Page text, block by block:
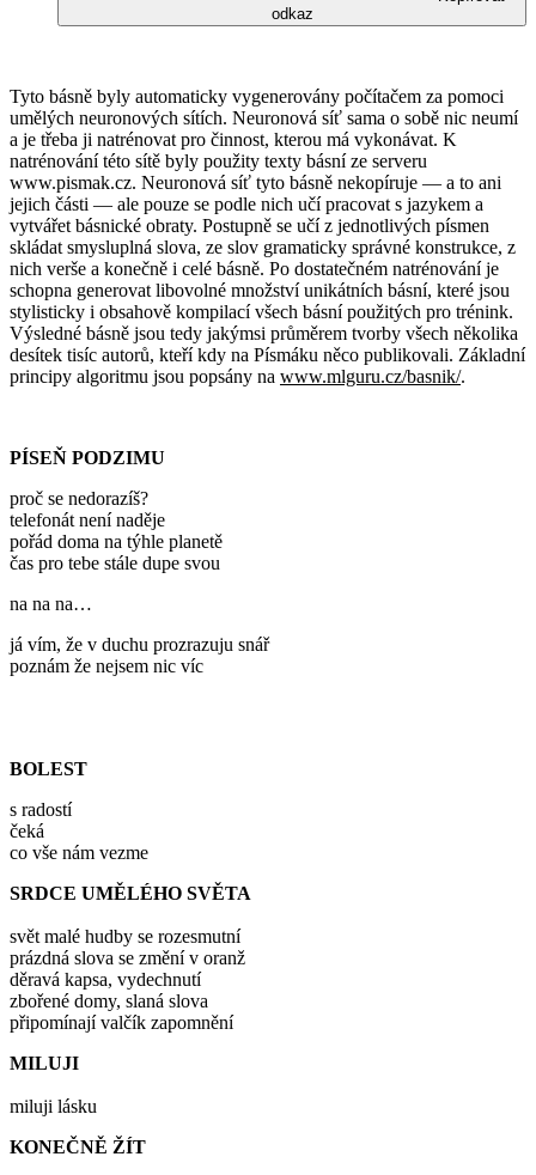
odkaz
Tyto básně byly automaticky vygenerovány počítačem za pomoci
umělých neuronových sítích. Neuronová síť sama o sobě nic neumí
a je třeba ji natrénovat pro činnost, kterou má vykonávat. K
natrénování této sítě byly použity texty básní ze serveru
www.pismak.cz. Neuronová síť tyto básně nekopíruje — a to ani
jejich části — ale pouze se podle nich učí pracovat s jazykem a
vytvářet básnické obraty. Postupně se učí z jednotlivých písmen
skládat smysluplná slova, ze slov gramaticky správné konstrukce, z
nich verše a konečně i celé básně. Po dostatečném natrénování je
schopna generovat libovolné množství unikátních básní, které jsou
stylisticky i obsahově kompilací všech básní použitých pro trénink.
Výsledné básně jsou tedy jakýmsi průměrem tvorby všech několika
desítek tisíc autorů, kteří kdy na Písmáku něco publikovali. Základní
principy algoritmu jsou popsány na www.mlguru.cz/basnik/.
PÍSEŇ PODZIMU
proč se nedorazíš?
telefonát není naděje
pořád doma na týhle planetě
čas pro tebe stále dupe svou
na na na…
já vím, že v duchu prozrazuju snář
poznám že nejsem nic víc
BOLEST
s radostí
čeká
co vše nám vezme
SRDCE UMĚLÉHO SVĚTA
svět malé hudby se rozesmutní
prázdná slova se změní v oranž
děravá kapsa, vydechnutí
zbořené domy, slaná slova
připomínají valčík zapomnění
MILUJI
miluji lásku
KONEČNĚ ŽÍT